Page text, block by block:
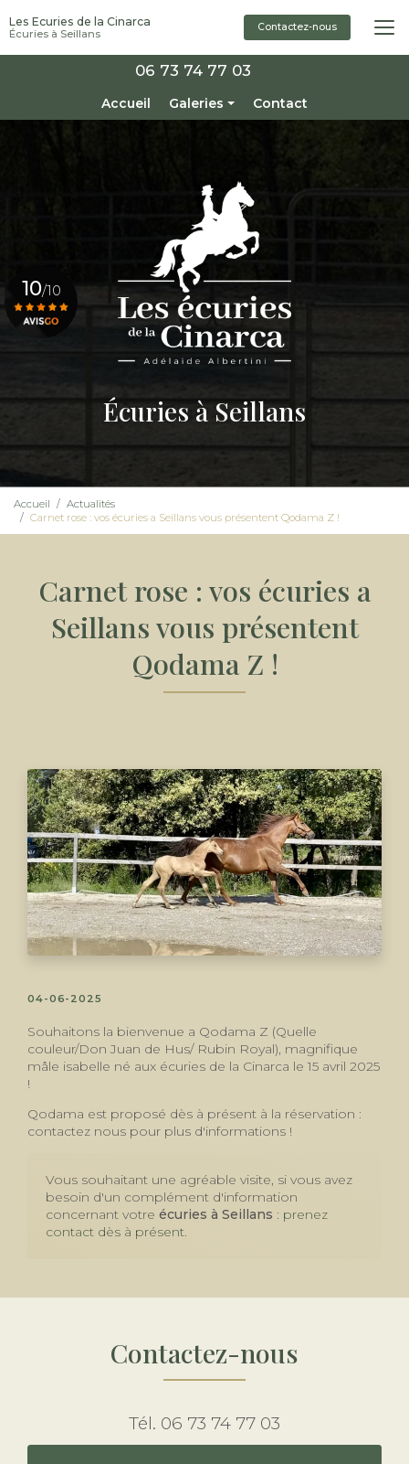
au
contenu
principal
06 73 74 77 03
Navigation secondaire
Accueil Galeries
Enseignement / Stage
Chevaux à vendre
Contact
Les Ecuries de la Cinarca
Écuries à Seillans Contactez-nous
Écuries à Seillans
10/10
Accueil
Actualités
Carnet rose : vos écuries a Seillans vous présentent Qodama Z !
Carnet rose : vos écuries a
Seillans vous présentent
Qodama Z !
04-06-2025
Souhaitons la bienvenue a Qodama Z (Quelle
couleur/Don Juan de Hus/ Rubin Royal), magnifique
mâle isabelle né aux écuries de la Cinarca le 15 avril 2025
!
Qodama est proposé dès à présent à la réservation :
contactez nous pour plus d'informations !
Vous souhaitant une agréable visite, si vous avez
besoin d'un complément d'information
concernant votre écuries à Seillans : prenez
contact dès à présent.
Contactez-nous
Tél. 06 73 74 77 03